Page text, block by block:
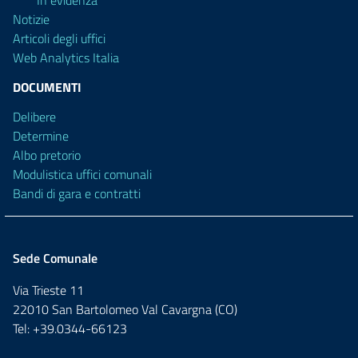
Notizie
Articoli degli uffici
Web Analytics Italia
DOCUMENTI
Delibere
Determine
Albo pretorio
Modulistica uffici comunali
Bandi di gara e contratti
Sede Comunale
Via Trieste 11
22010 San Bartolomeo Val Cavargna (CO)
Tel: +39.0344-66123